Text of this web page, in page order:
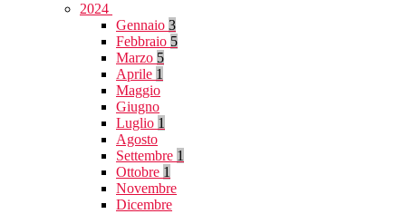
2024
Gennaio 3
Febbraio 5
Marzo 5
Aprile 1
Maggio
Giugno
Luglio 1
Agosto
Settembre 1
Ottobre 1
Novembre
Dicembre